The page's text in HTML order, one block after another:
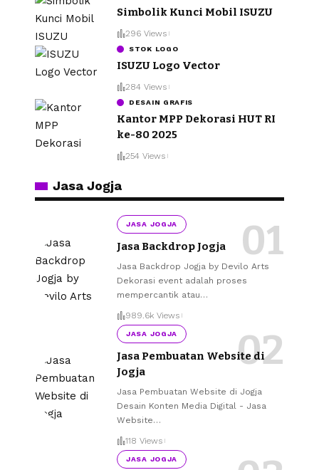
Simbolik Kunci Mobil ISUZU
296 Views
STOK LOGO
ISUZU Logo Vector
284 Views
DESAIN GRAFIS
Kantor MPP Dekorasi HUT RI
ke-80 2025
254 Views
Jasa Jogja
JASA JOGJA
Jasa Backdrop Jogja
Jasa Backdrop Jogja by Devilo Arts
Dekorasi event adalah proses
mempercantik atau…
989.6k Views
JASA JOGJA
Jasa Pembuatan Website di
Jogja
Jasa Pembuatan Website di Jogja
Desain Konten Media Digital - Jasa
Website…
118 Views
JASA JOGJA